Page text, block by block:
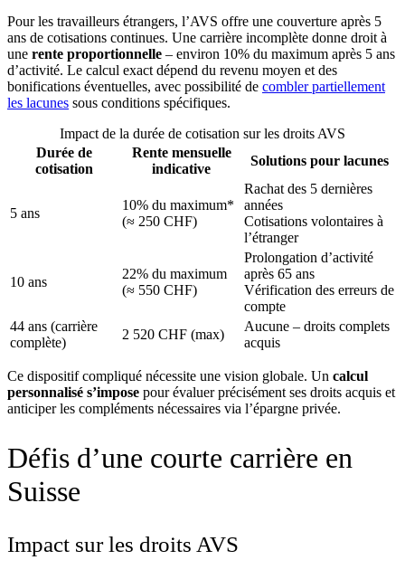
Pour les travailleurs étrangers, l’AVS offre une couverture après 5
ans de cotisations continues. Une carrière incomplète donne droit à
une rente proportionnelle – environ 10% du maximum après 5 ans
d’activité. Le calcul exact dépend du revenu moyen et des
bonifications éventuelles, avec possibilité de combler partiellement
les lacunes sous conditions spécifiques.
Impact de la durée de cotisation sur les droits AVS
Durée de
cotisation
Rente mensuelle
indicative
Solutions pour lacunes
5 ans
10% du maximum*
(≈ 250 CHF)
Rachat des 5 dernières
années
Cotisations volontaires à
l’étranger
10 ans
22% du maximum
(≈ 550 CHF)
Prolongation d’activité
après 65 ans
Vérification des erreurs de
compte
44 ans (carrière
complète)
2 520 CHF (max)
Aucune – droits complets
acquis
Ce dispositif compliqué nécessite une vision globale. Un calcul
personnalisé s’impose pour évaluer précisément ses droits acquis et
anticiper les compléments nécessaires via l’épargne privée.
Défis d’une courte carrière en
Suisse
Impact sur les droits AVS